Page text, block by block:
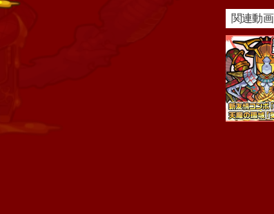
関連動画